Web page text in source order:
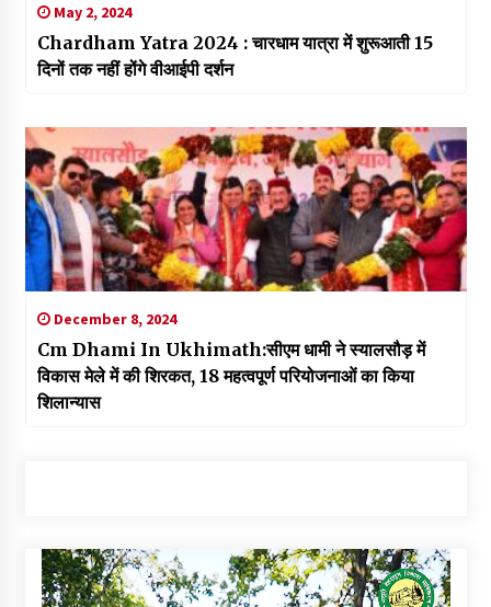
May 2, 2024
Chardham Yatra 2024 : चारधाम यात्रा में शुरूआती 15
दिनों तक नहीं होंगे वीआईपी दर्शन
December 8, 2024
Cm Dhami In Ukhimath:सीएम धामी ने स्यालसौड़ में
विकास मेले में की शिरकत, 18 महत्वपूर्ण परियोजनाओं का किया
शिलान्यास